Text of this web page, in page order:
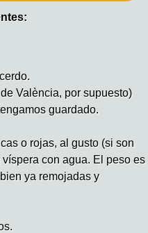
València, por supuesto)
guardado.
o rojas, al gusto (si son
con agua. El peso es
ya remojadas y